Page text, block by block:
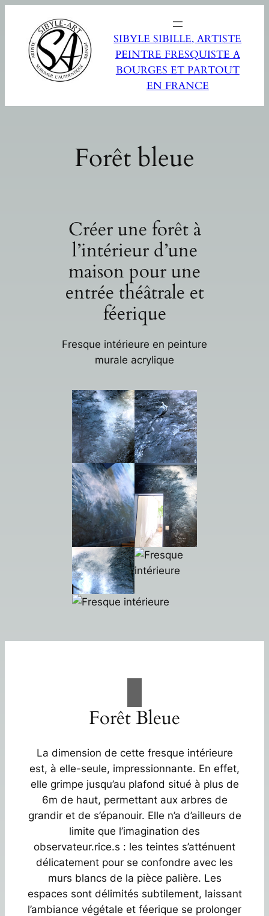
SIBYLE SIBILLE, ARTISTE
PEINTRE FRESQUISTE A
BOURGES ET PARTOUT
EN FRANCE
Forêt bleue
Créer une forêt à
l’intérieur d’une
maison pour une
entrée théâtrale et
féerique
Fresque intérieure en peinture
murale acrylique
Forêt Bleue
La dimension de cette fresque intérieure
est, à elle-seule, impressionnante. En effet,
elle grimpe jusqu’au plafond situé à plus de
6m de haut, permettant aux arbres de
grandir et de s’épanouir. Elle n’a d’ailleurs de
limite que l’imagination des
observateur.rice.s : les teintes s’atténuent
délicatement pour se confondre avec les
murs blancs de la pièce palière. Les
espaces sont délimités subtilement, laissant
l’ambiance végétale et féerique se prolonger